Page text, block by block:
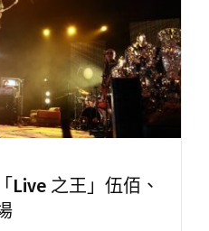
Live 之王」伍佰、